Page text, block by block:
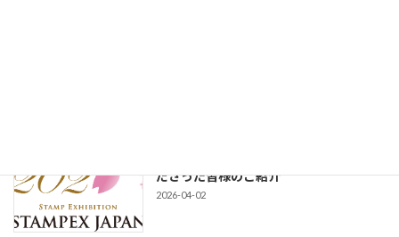
ださった皆様のご紹介
2026-04-02